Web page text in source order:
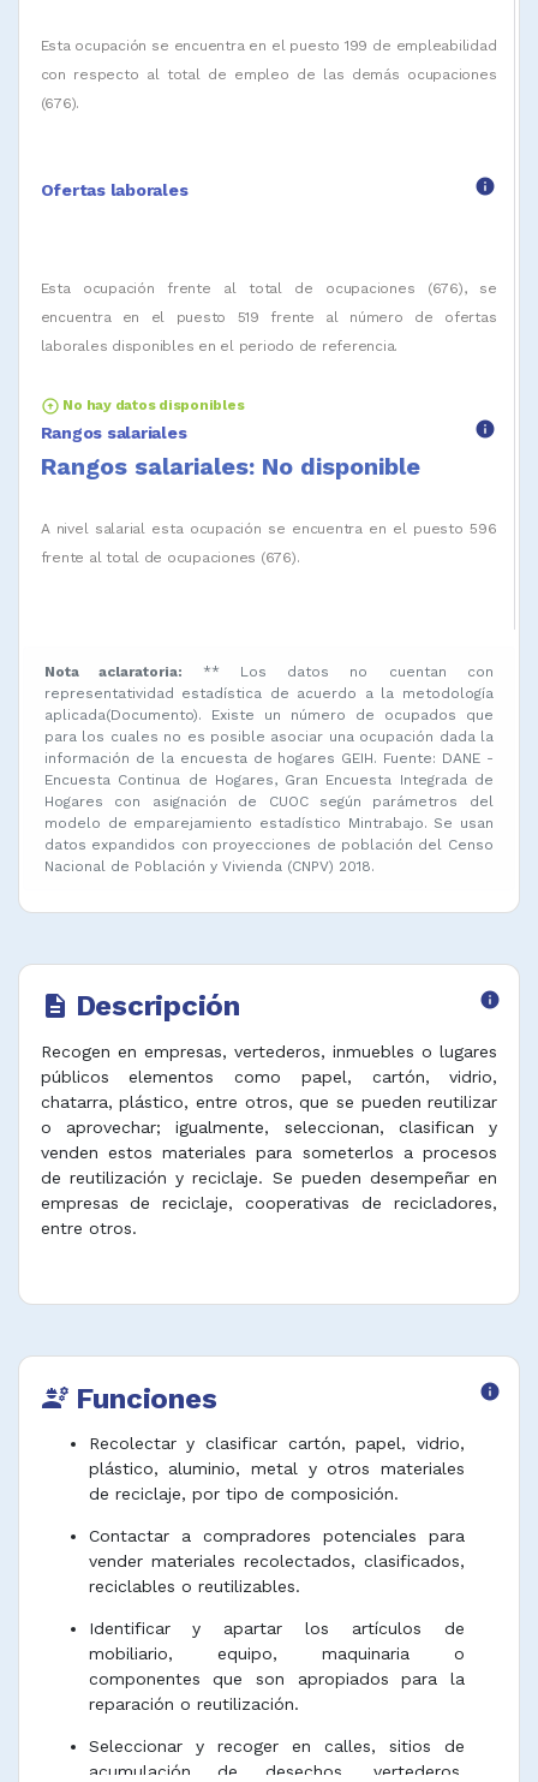
Esta ocupación se encuentra en el puesto 199 de empleabilidad
con respecto al total de empleo de las demás ocupaciones
(676).
Ofertas laborales info
Esta ocupación frente al total de ocupaciones (676), se
encuentra en el puesto 519 frente al número de ofertas
laborales disponibles en el periodo de referencia.
arrow_circle_up No hay datos disponibles
Rangos salariales info
Rangos salariales: No disponible
A nivel salarial esta ocupación se encuentra en el puesto 596
frente al total de ocupaciones (676).
Nota aclaratoria:
** Los datos no cuentan con
representatividad estadística de acuerdo a la metodología
aplicada(Documento). Existe un número de ocupados que
para los cuales no es posible asociar una ocupación dada la
información de la encuesta de hogares GEIH. Fuente: DANE -
Encuesta Continua de Hogares, Gran Encuesta Integrada de
Hogares con asignación de CUOC según parámetros del
modelo de emparejamiento estadístico Mintrabajo. Se usan
datos expandidos con proyecciones de población del Censo
Nacional de Población y Vivienda (CNPV) 2018.
description Descripción info
Recogen en empresas, vertederos, inmuebles o lugares
públicos elementos como papel, cartón, vidrio,
chatarra, plástico, entre otros, que se pueden reutilizar
o aprovechar; igualmente, seleccionan, clasifican y
venden estos materiales para someterlos a procesos
de reutilización y reciclaje. Se pueden desempeñar en
empresas de reciclaje, cooperativas de recicladores,
entre otros.
engineering Funciones info
Recolectar y clasificar cartón, papel, vidrio,
plástico, aluminio, metal y otros materiales
de reciclaje, por tipo de composición.
Contactar a compradores potenciales para
vender materiales recolectados, clasificados,
reciclables o reutilizables.
Identificar y apartar los artículos de
mobiliario, equipo, maquinaria o
componentes que son apropiados para la
reparación o reutilización.
Seleccionar y recoger en calles, sitios de
acumulación de desechos, vertederos,